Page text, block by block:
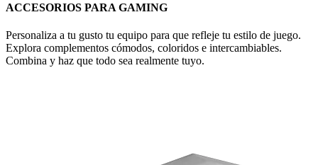
ACCESORIOS PARA GAMING
Personaliza a tu gusto tu equipo para que refleje tu estilo de juego.
Explora complementos cómodos, coloridos e intercambiables.
Combina y haz que todo sea realmente tuyo.